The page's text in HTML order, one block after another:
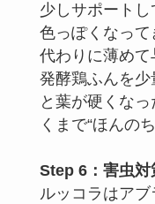
少しサポート
色っぽくなって
代わりに薄め
発酵鶏ふんを
と葉が硬くな
くまで“ほんの
Step 6：害虫対
ルッコラはアブ